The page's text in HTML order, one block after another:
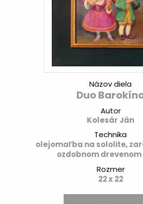
Názov diela
Duo
Autor
Kolesár Ján
Technika
olejomaľba na sololite,
ozdobnom
Rozmer
22 x 22